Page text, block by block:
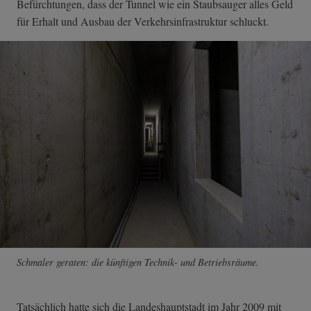
Befürchtungen, dass der Tunnel wie ein Staubsauger alles Geld
für Erhalt und Ausbau der Verkehrsinfrastruktur schluckt.
Schmaler geraten: die künftigen Technik- und Betriebsräume.
Tatsächlich hatte sich die Landeshauptstadt im Jahr 2009 mit